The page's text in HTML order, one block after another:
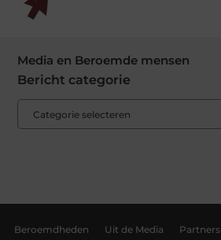
Media en Beroemde mensen
Bericht categorie
Beroemdheden Uit de Media Partners